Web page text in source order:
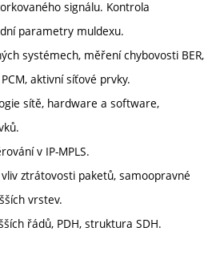
signálu. Kontrola
parametry muldexu.
systémech, měření chybovosti BER,
aktivní síťové prvky.
sítě, hardware a software,
v IP-MPLS.
vliv ztrátovosti paketů, samoopravné
vrstev.
řádů, PDH, struktura SDH.